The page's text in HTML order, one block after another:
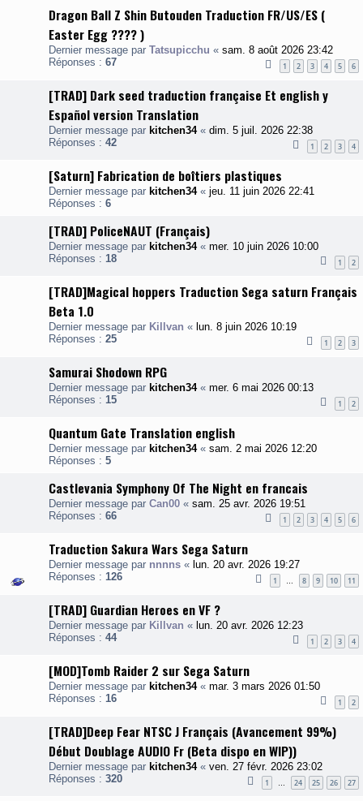
Dragon Ball Z Shin Butouden Traduction FR/US/ES (
Easter Egg ???? )
Dernier message par Tatsupicchu « sam. 8 août 2026 23:42
Réponses : 67 1 2 3 4 5 6
[TRAD] Dark seed traduction française Et english y
Español version Translation
Dernier message par kitchen34« dim. 5 juil. 2026 22:38
Réponses : 42 1 2 3 4
[Saturn] Fabrication de boîtiers plastiques
Dernier message par kitchen34« jeu. 11 juin 2026 22:41
Réponses : 6
[TRAD] PoliceNAUT (Français)
Dernier message par kitchen34« mer. 10 juin 2026 10:00
Réponses : 18 1 2
[TRAD]Magical hoppers Traduction Sega saturn Français
Beta 1.0
Dernier message par Killvan « lun. 8 juin 2026 10:19
Réponses : 25 1 2 3
Samurai Shodown RPG
Dernier message par kitchen34« mer. 6 mai 2026 00:13
Réponses : 15 1 2
Quantum Gate Translation english
Dernier message par kitchen34« sam. 2 mai 2026 12:20
Réponses : 5
Castlevania Symphony Of The Night en francais
Dernier message par Can00 « sam. 25 avr. 2026 19:51
Réponses : 66 1 2 3 4 5 6
Traduction Sakura Wars Sega Saturn
Dernier message par nnnns « lun. 20 avr. 2026 19:27
Réponses : 126 1 … 8 9 10 11
[TRAD] Guardian Heroes en VF ?
Dernier message par Killvan « lun. 20 avr. 2026 12:23
Réponses : 44 1 2 3 4
[MOD]Tomb Raider 2 sur Sega Saturn
Dernier message par kitchen34« mar. 3 mars 2026 01:50
Réponses : 16 1 2
[TRAD]Deep Fear NTSC J Français (Avancement 99%)
Début Doublage AUDIO Fr (Beta dispo en WIP))
Dernier message par kitchen34« ven. 27 févr. 2026 23:02
Réponses : 320 1 … 24 25 26 27